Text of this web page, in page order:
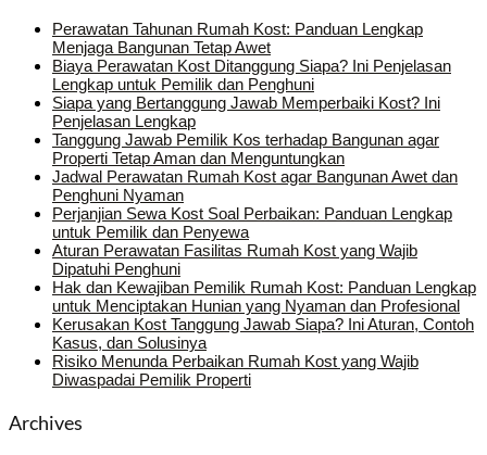
Perawatan Tahunan Rumah Kost: Panduan Lengkap
Menjaga Bangunan Tetap Awet
Biaya Perawatan Kost Ditanggung Siapa? Ini Penjelasan
Lengkap untuk Pemilik dan Penghuni
Siapa yang Bertanggung Jawab Memperbaiki Kost? Ini
Penjelasan Lengkap
Tanggung Jawab Pemilik Kos terhadap Bangunan agar
Properti Tetap Aman dan Menguntungkan
Jadwal Perawatan Rumah Kost agar Bangunan Awet dan
Penghuni Nyaman
Perjanjian Sewa Kost Soal Perbaikan: Panduan Lengkap
untuk Pemilik dan Penyewa
Aturan Perawatan Fasilitas Rumah Kost yang Wajib
Dipatuhi Penghuni
Hak dan Kewajiban Pemilik Rumah Kost: Panduan Lengkap
untuk Menciptakan Hunian yang Nyaman dan Profesional
Kerusakan Kost Tanggung Jawab Siapa? Ini Aturan, Contoh
Kasus, dan Solusinya
Risiko Menunda Perbaikan Rumah Kost yang Wajib
Diwaspadai Pemilik Properti
Archives